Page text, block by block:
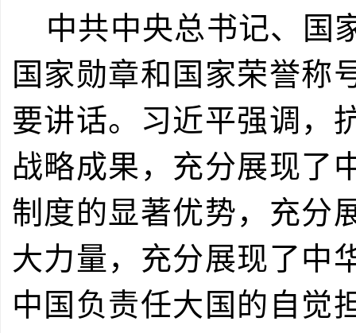
中共中央总书记、国
国家勋章和国家荣誉称
要讲话。习近平强调，
战略成果，充分展现了
制度的显著优势，充分
大力量，充分展现了中
中国负责任大国的自觉